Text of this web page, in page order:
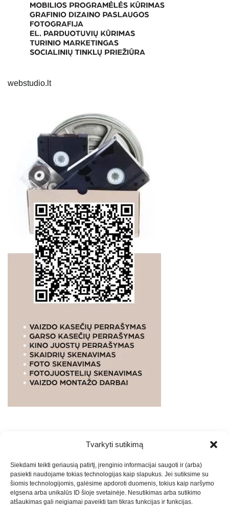
Tvarkyti sutikimą
Siekdami teikti geriausią patirtį, įrenginio informacijai saugoti ir (arba)
pasiekti naudojame tokias technologijas kaip slapukus. Jei sutiksime su
šiomis technologijomis, galėsime apdoroti duomenis, tokius kaip naršymo
elgsena arba unikalūs ID šioje svetainėje. Nesutikimas arba sutikimo
atšaukimas gali neigiamai paveikti tam tikras funkcijas ir funkcijas.
webstudio.lt
PASLAUGOS. SEO tekstų rašymas, turinio kūrimas,
straipsnių rašymas ir talpinimas į mūsų valdomas
svetaines.2026Armijai.LTTheme: Express News ByAdore
Themes.